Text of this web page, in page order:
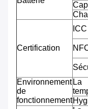
Certification
ICC
Environnement
de
fonctionnement
La